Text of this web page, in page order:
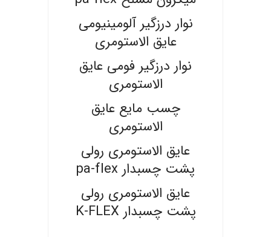
نوار درزگیر آلومینیومی
عایق الاستومری
نوار درزگیر فومی عایق
الاستومری
چسب مایع عایق
الاستومری
عایق الاستومری رولی
پشت چسبدار pa-flex
عایق الاستومری رولی
پشت چسبدار K-FLEX